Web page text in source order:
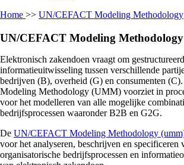
Home >> UN/CEFACT Modeling Methodology
UN/CEFACT Modeling Methodology
Elektronisch zakendoen vraagt om
informatieuitwisseling tussen verschillende
bedrijven (B), overheid (G) en consumenten
Modeling Methodology (UMM) voorziet in
voor het modelleren van alle mogelijke
bedrijfsprocessen waaronder B2B en G2G.
De UN/CEFACT Modeling Methodology
voor het analyseren, beschrijven en specificeren
organisatorische bedrijfsprocessen en